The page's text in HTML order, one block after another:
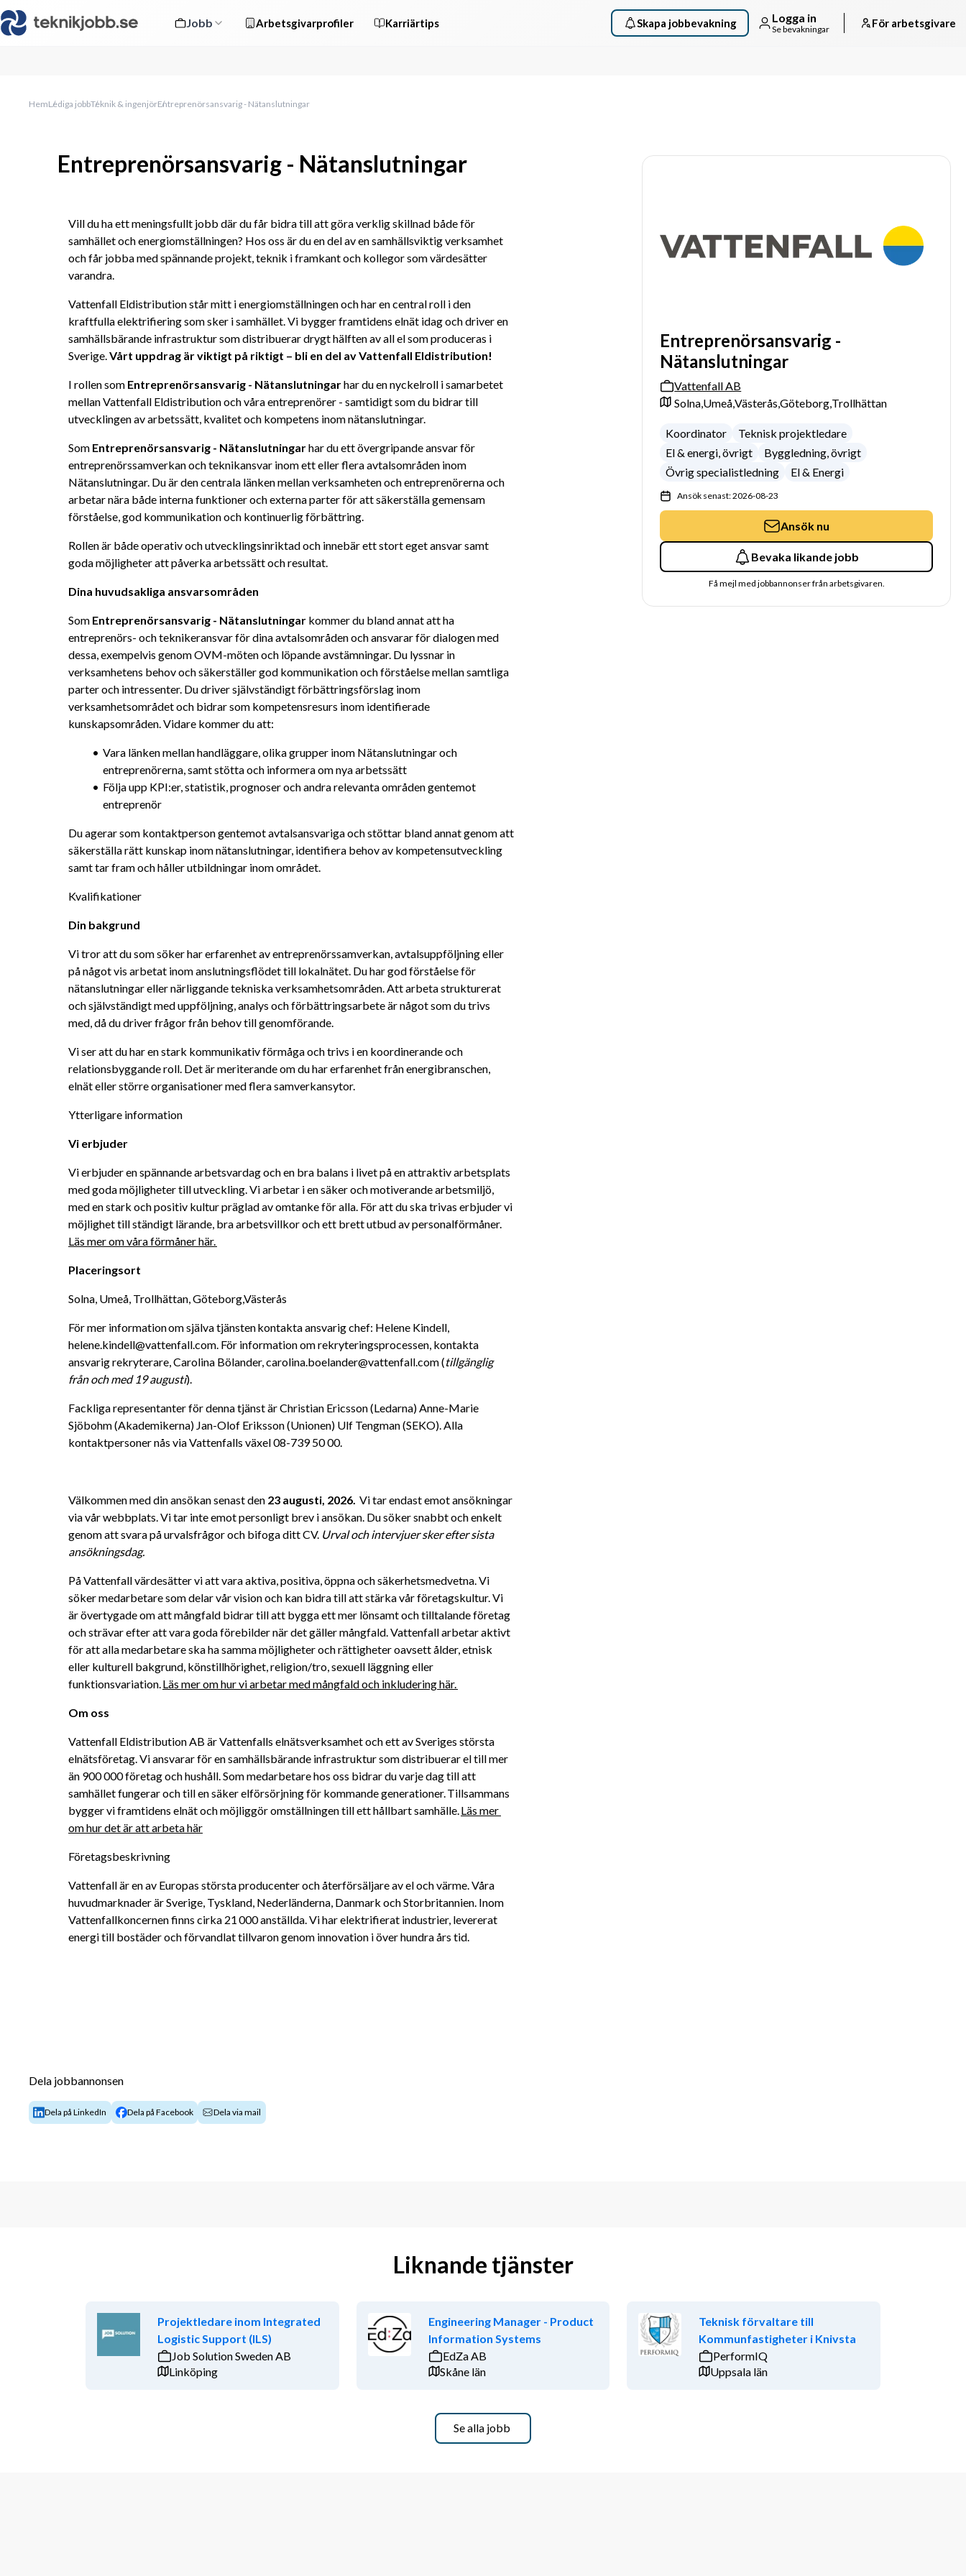
Jobb Arbetsgivarprofiler Karriärtips Skapa jobbevakning Logga in
Se bevakningar För arbetsgivare
HemLediga jobbTeknik & ingenjörEntreprenörsansvarig - Nätanslutningar
Entreprenörsansvarig - Nätanslutningar
Vill du ha ett meningsfullt jobb där du får bidra till att göra verklig skillnad både för
samhället och energiomställningen? Hos oss är du en del av en samhällsviktig verksamhet
och får jobba med spännande projekt, teknik i framkant och kollegor som värdesätter
varandra.
Vattenfall Eldistribution står mitt i energiomställningen och har en central roll i den
kraftfulla elektrifiering som sker i samhället. Vi bygger framtidens elnät idag och driver en
samhällsbärande infrastruktur som distribuerar drygt hälften av all el som produceras i
Sverige. Vårt uppdrag är viktigt på riktigt – bli en del av Vattenfall Eldistribution!
I rollen som Entreprenörsansvarig - Nätanslutningar har du en nyckelroll i samarbetet
mellan Vattenfall Eldistribution och våra entreprenörer - samtidigt som du bidrar till
utvecklingen av arbetssätt, kvalitet och kompetens inom nätanslutningar.
Som Entreprenörsansvarig - Nätanslutningar har du ett övergripande ansvar för
entreprenörssamverkan och teknikansvar inom ett eller flera avtalsområden inom
Nätanslutningar. Du är den centrala länken mellan verksamheten och entreprenörerna och
arbetar nära både interna funktioner och externa parter för att säkerställa gemensam
förståelse, god kommunikation och kontinuerlig förbättring.
Rollen är både operativ och utvecklingsinriktad och innebär ett stort eget ansvar samt
goda möjligheter att påverka arbetssätt och resultat.
Dina huvudsakliga ansvarsområden
Som Entreprenörsansvarig - Nätanslutningar kommer du bland annat att ha
entreprenörs- och teknikeransvar för dina avtalsområden och ansvarar för dialogen med
dessa, exempelvis genom OVM-möten och löpande avstämningar. Du lyssnar in
verksamhetens behov och säkerställer god kommunikation och förståelse mellan samtliga
parter och intressenter. Du driver självständigt förbättringsförslag inom
verksamhetsområdet och bidrar som kompetensresurs inom identifierade
kunskapsområden. Vidare kommer du att:
Vara länken mellan handläggare, olika grupper inom Nätanslutningar och
entreprenörerna, samt stötta och informera om nya arbetssätt
Följa upp KPI:er, statistik, prognoser och andra relevanta områden gentemot
entreprenör
Du agerar som kontaktperson gentemot avtalsansvariga och stöttar bland annat genom att
säkerställa rätt kunskap inom nätanslutningar, identifiera behov av kompetensutveckling
samt tar fram och håller utbildningar inom området.
Kvalifikationer
Din bakgrund
Vi tror att du som söker har erfarenhet av entreprenörssamverkan, avtalsuppföljning eller
på något vis arbetat inom anslutningsflödet till lokalnätet. Du har god förståelse för
nätanslutningar eller närliggande tekniska verksamhetsområden. Att arbeta strukturerat
och självständigt med uppföljning, analys och förbättringsarbete är något som du trivs
med, då du driver frågor från behov till genomförande.
Vi ser att du har en stark kommunikativ förmåga och trivs i en koordinerande och
relationsbyggande roll. Det är meriterande om du har erfarenhet från energibranschen,
elnät eller större organisationer med flera samverkansytor.
Ytterligare information
Vi erbjuder
Vi erbjuder en spännande arbetsvardag och en bra balans i livet på en attraktiv arbetsplats
med goda möjligheter till utveckling. Vi arbetar i en säker och motiverande arbetsmiljö,
med en stark och positiv kultur präglad av omtanke för alla. För att du ska trivas erbjuder vi
Läs mer om våra förmåner här.
Placeringsort
Solna, Umeå, Trollhättan, Göteborg,Västerås
För mer information om själva tjänsten kontakta ansvarig chef: Helene Kindell,
helene.kindell@vattenfall.com. För information om rekryteringsprocessen, kontakta
ansvarig rekryterare, Carolina Bölander, carolina.boelander@vattenfall.com (tillgänglig
från och med 19 augusti).
Fackliga representanter för denna tjänst är Christian Ericsson (Ledarna) Anne-Marie
Sjöbohm (Akademikerna) Jan-Olof Eriksson (Unionen) Ulf Tengman (SEKO). Alla
kontaktpersoner nås via Vattenfalls växel 08-739 50 00.
Välkommen med din ansökan senast den 23 augusti, 2026. Vi tar endast emot ansökningar
via vår webbplats. Vi tar inte emot personligt brev i ansökan. Du söker snabbt och enkelt
genom att svara på urvalsfrågor och bifoga ditt CV. Urval och intervjuer sker efter sista
ansökningsdag.
På Vattenfall värdesätter vi att vara aktiva, positiva, öppna och säkerhetsmedvetna. Vi
söker medarbetare som delar vår vision och kan bidra till att stärka vår företagskultur. Vi
är övertygade om att mångfald bidrar till att bygga ett mer lönsamt och tilltalande företag
och strävar efter att vara goda förebilder när det gäller mångfald. Vattenfall arbetar aktivt
för att alla medarbetare ska ha samma möjligheter och rättigheter oavsett ålder, etnisk
eller kulturell bakgrund, könstillhörighet, religion/tro, sexuell läggning eller
funktionsvariation. Läs mer om hur vi arbetar med mångfald och inkludering här.
Om oss
Vattenfall Eldistribution AB är Vattenfalls elnätsverksamhet och ett av Sveriges största
elnätsföretag. Vi ansvarar för en samhällsbärande infrastruktur som distribuerar el till mer
än 900 000 företag och hushåll. Som medarbetare hos oss bidrar du varje dag till att
samhället fungerar och till en säker elförsörjning för kommande generationer. Tillsammans
bygger vi framtidens elnät och möjliggör omställningen till ett hållbart samhälle. Läs mer
om hur det är att arbeta här
Företagsbeskrivning
Vattenfall är en av Europas största producenter och återförsäljare av el och värme. Våra
huvudmarknader är Sverige, Tyskland, Nederländerna, Danmark och Storbritannien. Inom
Vattenfallkoncernen finns cirka 21 000 anställda. Vi har elektrifierat industrier, levererat
energi till bostäder och förvandlat tillvaron genom innovation i över hundra års tid.
Entreprenörsansvarig -
Nätanslutningar
Vattenfall AB
Solna,Umeå,Västerås,Göteborg,Trollhättan
Koordinator
Teknisk projektledare
El & energi, övrigt
Byggledning, övrigt
Övrig specialistledning
El & Energi
Ansök senast: 2026-08-23
Ansök nu
Bevaka likande jobb
Få mejl med jobbannonser från arbetsgivaren.
Dela jobbannonsen
Dela på LinkedIn Dela på Facebook Dela via mail
Liknande tjänster
Projektledare inom Integrated
Logistic Support (ILS)
Job Solution Sweden AB
Linköping
Engineering Manager - Product
Information Systems
EdZa AB
Skåne län
Teknisk förvaltare till
Kommunfastigheter i Knivsta
PerformIQ
Uppsala län
Se alla jobb